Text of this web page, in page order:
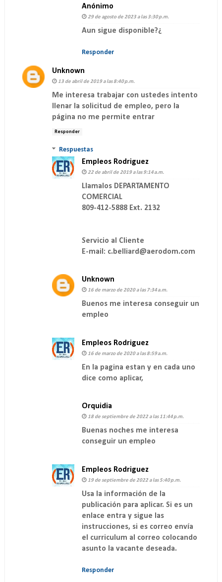
Anónimo
29 de agosto de 2023 a las 3:30 p.m.
Aun sigue disponible?¿
Responder
Unknown
13 de abril de 2019 a las 8:40 p.m.
Me interesa trabajar con ustedes intento
llenar la solicitud de empleo, pero la
página no me permite entrar
Responder
Respuestas
Empleos Rodriguez
22 de abril de 2019 a las 9:14 a.m.
Llamalos DEPARTAMENTO
COMERCIAL
809-412-5888 Ext. 2132
Servicio al Cliente
E-mail: c.belliard@aerodom.com
Unknown
16 de marzo de 2020 a las 7:34 a.m.
Buenos me interesa conseguir un
empleo
Empleos Rodriguez
16 de marzo de 2020 a las 8:59 a.m.
En la pagina estan y en cada uno
dice como aplicar,
Orquidia
18 de septiembre de 2022 a las 11:44 p.m.
Buenas noches me interesa
conseguir un empleo
Empleos Rodriguez
19 de septiembre de 2022 a las 5:40 p.m.
Usa la información de la
publicación para aplicar. Si es un
enlace entra y sigue las
instrucciones, si es correo envía
el curriculum al correo colocando
asunto la vacante deseada.
Responder